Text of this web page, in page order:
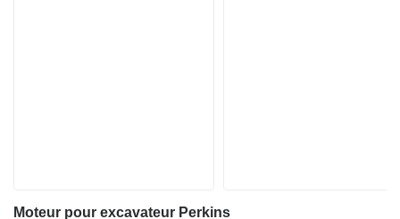
Moteur pour excavateur Perkins